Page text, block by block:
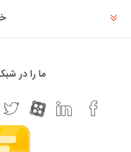
ما را در